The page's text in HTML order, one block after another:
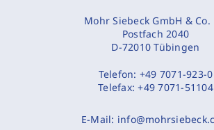
Mohr Siebeck GmbH & Co.
Postfach 2040
D-72010 Tübingen
Telefon: +49 7071-923-0
Telefax:+49 7071-51104
E-Mail: